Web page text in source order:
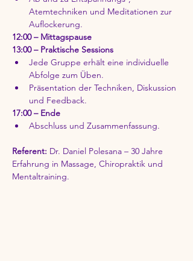
Atemtechniken und Meditationen zur
Auflockerung.
12:00 – Mittagspause
13:00 – Praktische Sessions
Jede Gruppe erhält eine individuelle
Abfolge zum Üben.
Präsentation der Techniken, Diskussion
und Feedback.
17:00 – Ende
Abschluss und Zusammenfassung.
Referent: Dr. Daniel Polesana – 30 Jahre
Erfahrung in Massage, Chiropraktik und
Mentaltraining.